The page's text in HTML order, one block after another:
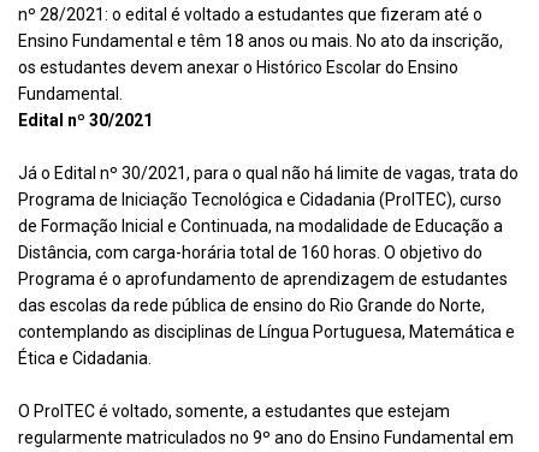
nº 28/2021: o edital é voltado a estudantes que fizeram até o
Ensino Fundamental e têm 18 anos ou mais. No ato da inscrição,
os estudantes devem anexar o Histórico Escolar do Ensino
Fundamental.
Edital nº 30/2021
Já o Edital nº 30/2021, para o qual não há limite de vagas, trata do
Programa de Iniciação Tecnológica e Cidadania (ProITEC), curso
de Formação Inicial e Continuada, na modalidade de Educação a
Distância, com carga-horária total de 160 horas. O objetivo do
Programa é o aprofundamento de aprendizagem de estudantes
das escolas da rede pública de ensino do Rio Grande do Norte,
contemplando as disciplinas de Língua Portuguesa, Matemática e
Ética e Cidadania.
O ProITEC é voltado, somente, a estudantes que estejam
regularmente matriculados no 9º ano do Ensino Fundamental em